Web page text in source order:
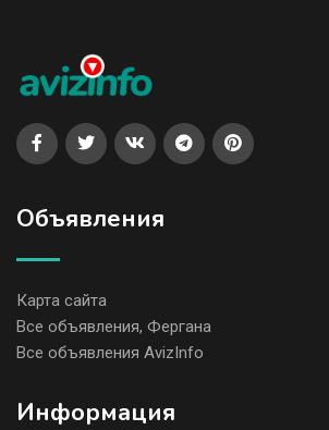
Объявления
Карта сайта
Все объявления, Фергана
Все объявления AvizInfo
Информация